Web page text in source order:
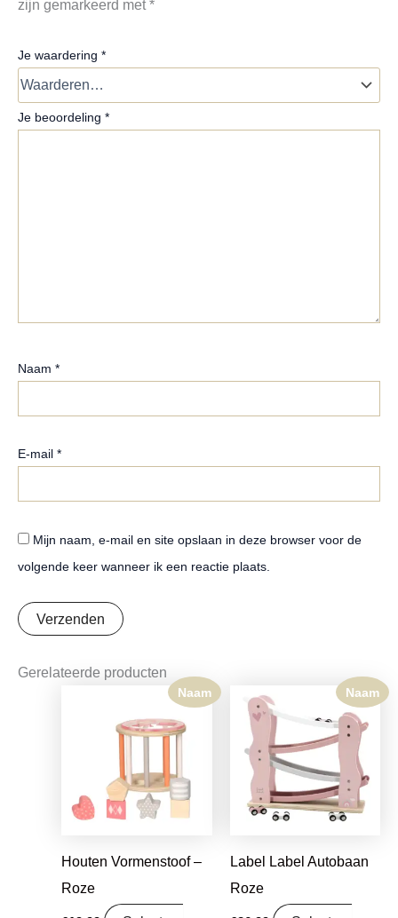
zijn gemarkeerd met*
Je waardering *
Je beoordeling *
Naam *
E-mail *
Mijn naam, e-mail en site opslaan in deze browser voor de
volgende keer wanneer ik een reactie plaats.
Gerelateerde producten
Naam
Houten Vormenstoof –
Roze
Naam
Label Label Autobaan
Roze